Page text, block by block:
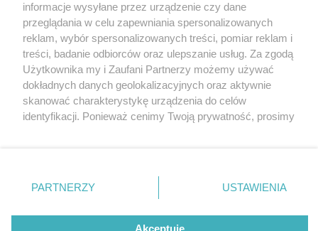
2 / 3
Sprząta My Dzielnice
Sprząta My Dzielnice
Nie zapomnij
zapoznać się z:
polityką prywatności regulamin korzystania z portali
Twojemiasto
Piekary Śląskie
Chorzów
Tarnowskie Góry
Gliwice
Skontakuj sięz nami
Kontakt
Wydawca
Redakcja
informacje wysyłane przez urządzenie czy dane
przeglądania w celu zapewniania spersonalizowanych
reklam, wybór spersonalizowanych treści, pomiar reklam i
treści, badanie odbiorców oraz ulepszanie usług. Za zgodą
Użytkownika my i Zaufani Partnerzy możemy używać
dokładnych danych geolokalizacyjnych oraz aktywnie
skanować charakterystykę urządzenia do celów
identyfikacji. Ponieważ cenimy Twoją prywatność, prosimy
prywatności znajdujący się w lewym dolnym rogu strony
. Niektóre rodzaje przetwarzania danych nie wymagają
zgody użytkownika, ale masz prawo sprzeciwić się
takiemu przetwarzaniu. Preferencje będą miały
PARTNERZY USTAWIENIA
Akceptuję